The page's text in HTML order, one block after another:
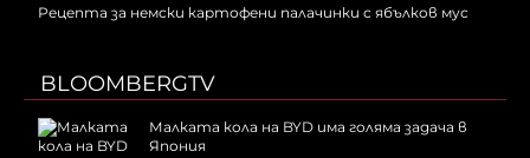
Рецепта за немски картофени палачинки с ябълков мус
BLOOMBERGTV
Малката кола на BYD има голяма задача в
Япония